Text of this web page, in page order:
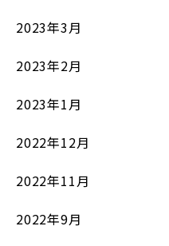
2023年3月
2023年2月
2023年1月
2022年12月
2022年11月
2022年9月